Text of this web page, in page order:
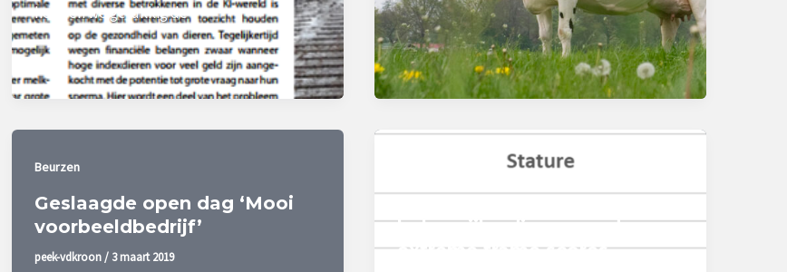
hebben we gelukkig de
Beurzen
Geslaagde open dag ‘Mooi
voorbeeldbedrijf’
peek-vdkroon/ 3 maart 2019
balansrijke dieren zonder
extreme frame scores​